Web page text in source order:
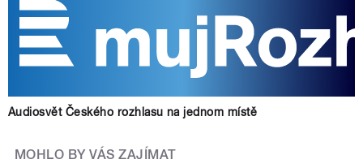
Audiosvět Českého rozhlasu na jednom místě
MOHLO BY VÁS ZAJÍMAT